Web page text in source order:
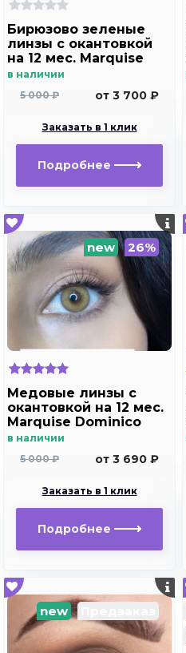
Бирюзово зеленые
линзы c окантовкой
на 12 мес. Marquise
Hollywood green m2
в наличии
5 000 ₽
от 3 700 ₽
Заказать в 1 клик
Подробнее
new 26%
Медовые линзы c
окантовкой на 12 мес.
Marquise Dominico
brown /Медовые
темных глаз с
в наличии
5 000 ₽
от 3 690 ₽
Заказать в 1 клик
Подробнее
new